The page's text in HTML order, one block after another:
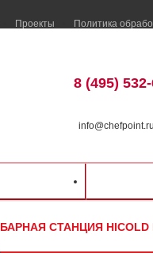
Проекты Политика
8 (495)
БАРНАЯ СТАНЦИЯ